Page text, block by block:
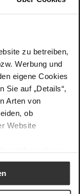
zu betreiben,
Werbung und
eigene Cookies
Sie auf „Details“,
Arten von
ob
Website
In der Hand
über die Schulter
GROUP
mit samtiger